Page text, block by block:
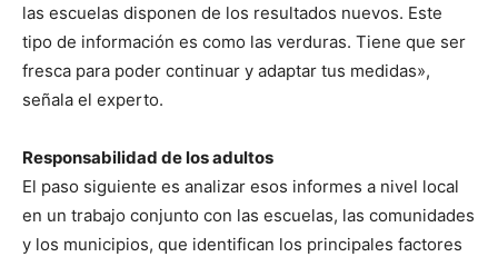
las escuelas disponen de los resultados nuevos. Este
tipo de información es como las verduras. Tiene que ser
fresca para poder continuar y adaptar tus medidas»,
señala el experto.
Responsabilidad de los adultos
El paso siguiente es analizar esos informes a nivel local
en un trabajo conjunto con las escuelas, las comunidades
y los municipios, que identifican los principales factores